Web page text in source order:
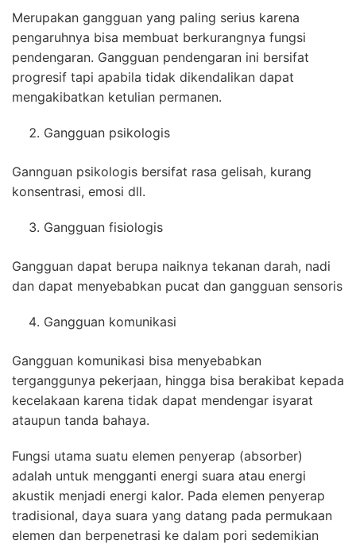
Merupakan gangguan yang paling serius karena
pengaruhnya bisa membuat berkurangnya fungsi
pendengaran. Gangguan pendengaran ini bersifat
progresif tapi apabila tidak dikendalikan dapat
mengakibatkan ketulian permanen.
Gangguan psikologis
Gannguan psikologis bersifat rasa gelisah, kurang
konsentrasi, emosi dll.
Gangguan fisiologis
Gangguan dapat berupa naiknya tekanan darah, nadi
dan dapat menyebabkan pucat dan gangguan sensoris
Gangguan komunikasi
Gangguan komunikasi bisa menyebabkan
terganggunya pekerjaan, hingga bisa berakibat kepada
kecelakaan karena tidak dapat mendengar isyarat
ataupun tanda bahaya.
Fungsi utama suatu elemen penyerap (absorber)
adalah untuk mengganti energi suara atau energi
akustik menjadi energi kalor. Pada elemen penyerap
tradisional, daya suara yang datang pada permukaan
elemen dan berpenetrasi ke dalam pori sedemikian